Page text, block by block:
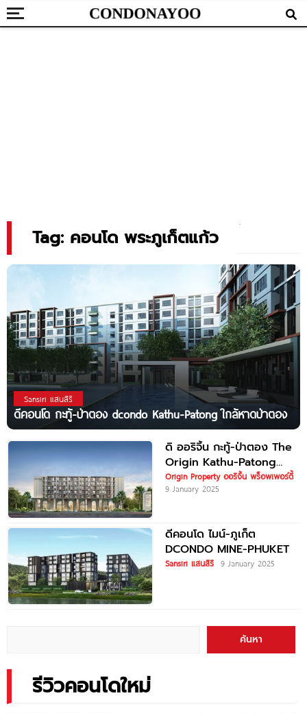
Tag: คอนโด พระภูเก็ตแก้ว
Sansiri แสนสิริ
ดีคอนโด กะทู้-ป่าตอง dcondo Kathu-Patong ใกล้หาดป่าตอง
ดิ ออริจิ้น กะทู้-ป่าตอง The
Origin Kathu-Patong
คอนโดใหม่ใจกลางภูเก็ต
ราคาเริ่มต้น 1.49 ล้านบาท*
Origin Property ออริจิ้น พร็อพเพอร์ตี้
9 January 2025
ดีคอนโด ไมน์-ภูเก็ต
DCONDO MINE-PHUKET
Sansiri แสนสิริ 9 January 2025
ค้นหา
รีวิวคอนโดใหม่